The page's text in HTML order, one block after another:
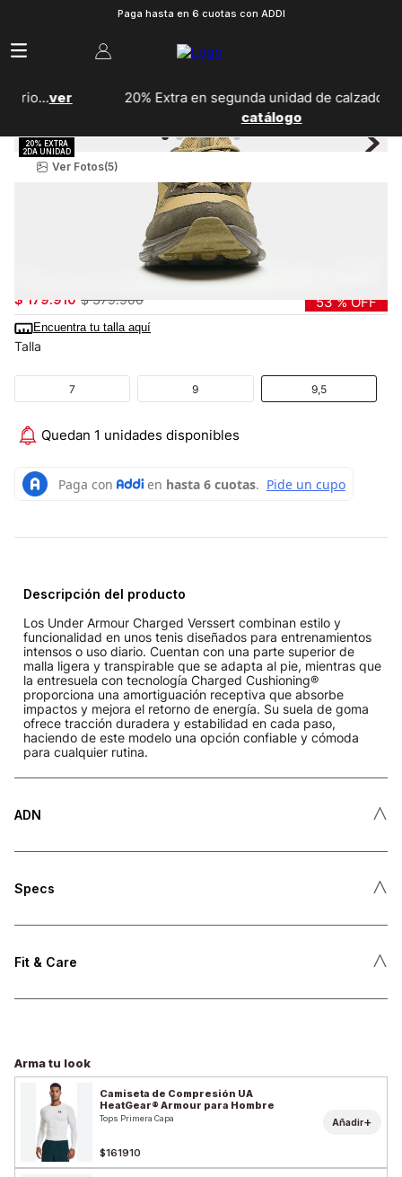
Paga hasta en 6 cuotas con ADDI
20% Extra en segunda unidad de calzado...Ver
Ver Fotos(5)
Running
Tenis Para Running Ua Charged Verssert Hombre
$ 179.910 $ 379.900 53 % OFF
Encuentra tu talla aquí
Talla
7 9 9,5
Quedan 1 unidades disponibles
Descripción del producto
Los Under Armour Charged Verssert combinan estilo y
funcionalidad en unos tenis diseñados para entrenamientos
intensos o uso diario. Cuentan con una parte superior de
malla ligera y transpirable que se adapta al pie, mientras que
la entresuela con tecnología Charged Cushioning®
proporciona una amortiguación receptiva que absorbe
impactos y mejora el retorno de energía. Su suela de goma
ofrece tracción duradera y estabilidad en cada paso,
haciendo de este modelo una opción confiable y cómoda
para cualquier rutina.
ADN ˄
Specs ˄
Fit & Care ˄
Arma tu look
Camiseta de Compresión UA
HeatGear® Armour para Hombre
Tops Primera Capa
$161910
Añadir+